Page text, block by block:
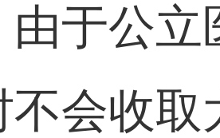
于公立
会收取